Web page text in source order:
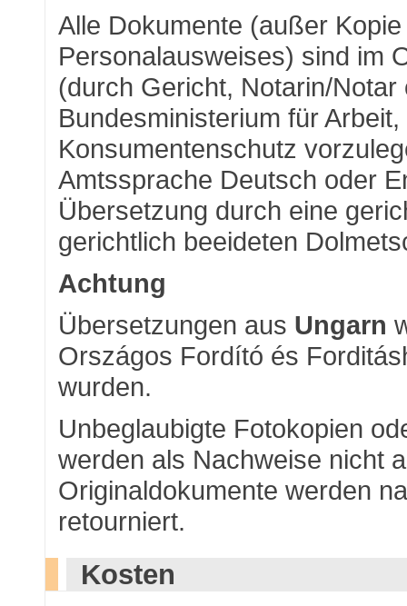
Alle Dokumente (außer
Personalausweises) sind im
(durch Gericht, Notarin/
Bundesministerium für
Konsumentenschutz
Amtssprache Deutsch oder
Übersetzung durch eine
gerichtlich beeideten
Achtung
Übersetzungen aus Ungarn
Országos Fordító és
wurden.
Unbeglaubigte Fotokopien
werden als Nachweise nicht
Originaldokumente werden
retourniert.
Kosten